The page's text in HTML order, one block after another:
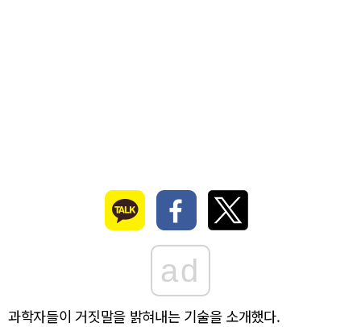
ad
과학자들이 거짓말을 밝혀내는 기술을 소개했다.